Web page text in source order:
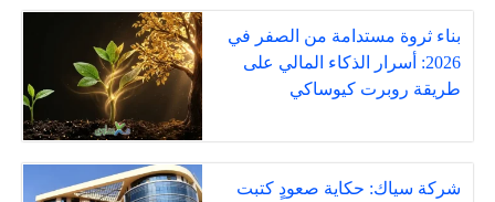
بناء ثروة مستدامة من الصفر في
2026: أسرار الذكاء المالي على
طريقة روبرت كيوساكي
شركة سياك: حكاية صعودٍ كتبت